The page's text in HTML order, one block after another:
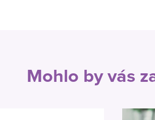
Mohlo by vás